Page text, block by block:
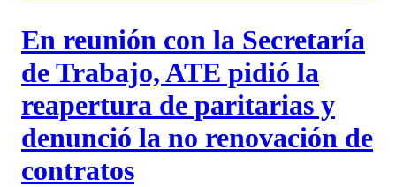
En reunión con la Secretaría
de Trabajo, ATE pidió la
reapertura de paritarias y
denunció la no renovación de
contratos